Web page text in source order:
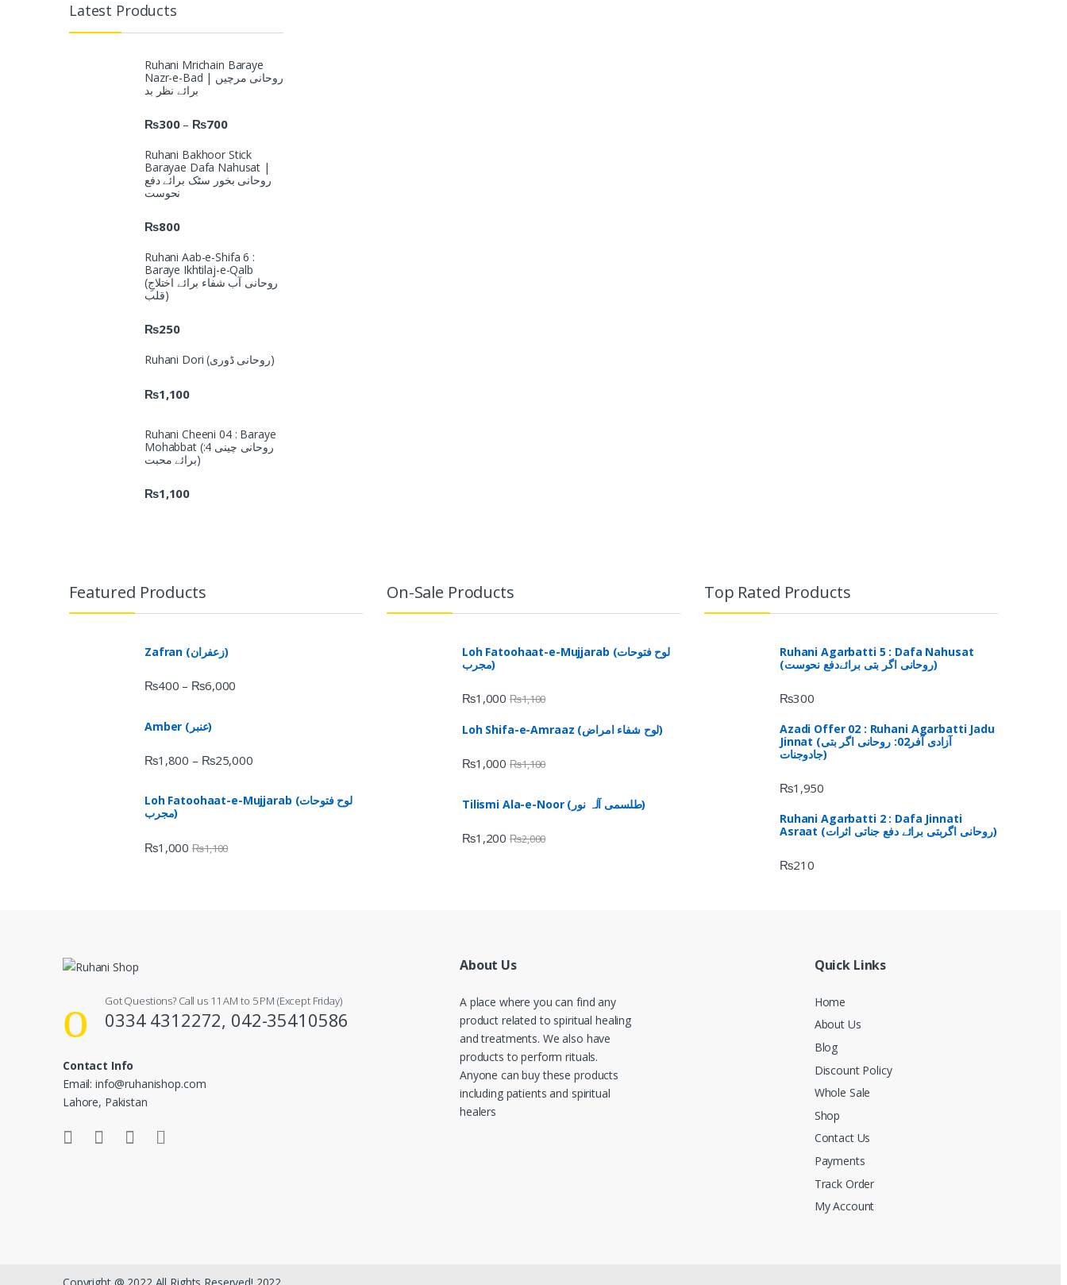
Latest Products
Ruhani Mrichain Baraye
Nazr-e-Bad | روحانی مرچیں
برائے نظر بد
₨300– ₨700
Ruhani Bakhoor Stick
Barayae Dafa Nahusat |
روحانی بخور سٹک برائے دفع
نحوست
₨800
Ruhani Aab-e-Shifa 6 :
Baraye Ikhtilaj-e-Qalb
(روحانی آب شفاء برائے اختلاجِ
قلب)
₨250
Ruhani Dori (روحانی ڈوری)
₨1,100
Ruhani Cheeni 04 : Baraye
Mohabbat (روحانی چینی 4:
برائے محبت)
₨1,100
Featured Products
Zafran (زعفران)
₨400 – ₨6,000
Amber (عنبر)
₨1,800 – ₨25,000
Loh Fatoohaat-e-Mujjarab (لوح فتوحات
مجرب)
₨1,000 ₨1,100
On-Sale Products
Loh Fatoohaat-e-Mujjarab (لوح فتوحات
مجرب)
₨1,000 ₨1,100
Loh Shifa-e-Amraaz (لوح شفاء امراض)
₨1,000 ₨1,100
Tilismi Ala-e-Noor (طلسمی آلہ نور)
₨1,200 ₨2,000
Top Rated Products
Ruhani Agarbatti 5 : Dafa Nahusat
(روحانی اگر بتی برائےدفع نحوست)
₨300
Azadi Offer 02 : Ruhani Agarbatti Jadu
Jinnat (آزادی آفر02: روحانی اگر بتی
جادوجنات)
₨1,950
Ruhani Agarbatti 2 : Dafa Jinnati
Asraat (روحانی اگربتی برائے دفع جناتی اثرات)
₨210
Got Questions? Call us 11 AM to 5 PM (Except Friday)
0334 4312272, 042-35410586
Contact Info
Email: info@ruhanishop.com
Lahore, Pakistan
About Us
A place where you can find any
product related to spiritual healing
and treatments. We also have
products to perform rituals.
Anyone can buy these products
including patients and spiritual
healers
Quick Links
Home
About Us
Blog
Discount Policy
Whole Sale
Shop
Contact Us
Payments
Track Order
My Account